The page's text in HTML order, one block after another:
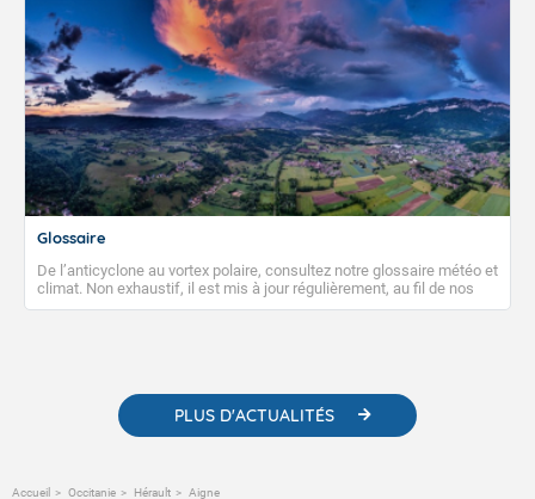
Glossaire
De l’anticyclone au vortex polaire, consultez notre glossaire météo et
climat. Non exhaustif, il est mis à jour régulièrement, au fil de nos
publications. Vous y trouverez également des liens utiles vers nos
PLUS D'ACTUALITÉS
Accueil Occitanie Hérault Aigne